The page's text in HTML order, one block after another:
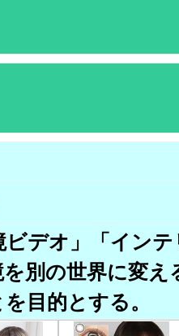
デオ」「インテ
別の世界に変え
を目的とする。